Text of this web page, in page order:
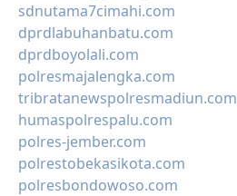
sdnutama7cimahi.com
dprdlabuhanbatu.com
dprdboyolali.com
polresmajalengka.com
tribratanewspolresmadiun.com
humaspolrespalu.com
polres-jember.com
polrestobekasikota.com
polresbondowoso.com